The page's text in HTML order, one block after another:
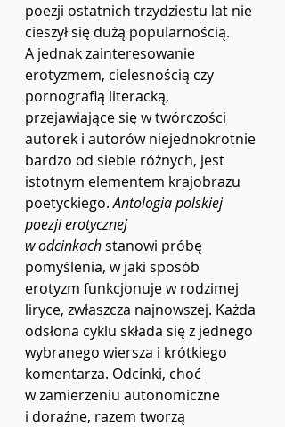
poezji ostatnich trzydziestu lat nie
cieszył się dużą popularnością.
A jednak zainteresowanie
erotyzmem, cielesnością czy
pornografią literacką,
przejawiające się w twórczości
autorek i autorów niejednokrotnie
bardzo od siebie różnych, jest
istotnym elementem krajobrazu
poetyckiego. Antologia polskiej
poezji erotycznej
w odcinkach stanowi próbę
pomyślenia, w jaki sposób
erotyzm funkcjonuje w rodzimej
liryce, zwłaszcza najnowszej. Każda
odsłona cyklu składa się z jednego
wybranego wiersza i krótkiego
komentarza. Odcinki, choć
w zamierzeniu autonomiczne
i doraźne, razem tworzą